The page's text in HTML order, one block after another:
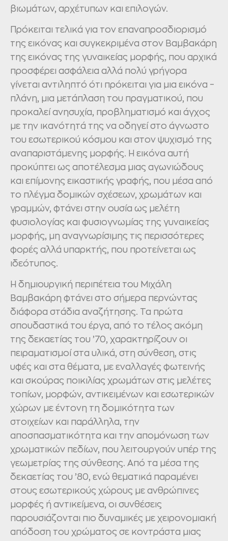
βιωμάτων, αρχέτυπων και επιλογών.
Πρόκειται τελικά για τον επαναπροσδιορισμό
της εικόνας και συγκεκριμένα στον Βαμβακάρη
της εικόνας της γυναικείας μορφής, που αρχικά
προσφέρει ασφάλεια αλλά πολύ γρήγορα
γίνεται αντιληπτό ότι πρόκειται για μια εικόνα –
πλάνη, μια μετάπλαση του πραγματικού, που
προκαλεί ανησυχία, προβληματισμό και άγχος
με την ικανότητά της να οδηγεί στο άγνωστο
του εσωτερικού κόσμου και στον ψυχισμό της
αναπαριστάμενης μορφής. Η εικόνα αυτή
προκύπτει ως αποτέλεσμα μιας αγωνιώδους
και επίμονης εικαστικής γραφής, που μέσα από
το πλέγμα δομικών σχέσεων, χρωμάτων και
γραμμών, φτάνει στην ουσία ως μελέτη
φυσιολογίας και φυσιογνωμίας της γυναικείας
μορφής, μη αναγνωρίσιμης τις περισσότερες
φορές αλλά υπαρκτής, που προτείνεται ως
ιδεότυπος.
Η δημιουργική περιπέτεια του Μιχάλη
Βαμβακάρη φτάνει στο σήμερα περνώντας
διάφορα στάδια αναζήτησης. Τα πρώτα
σπουδαστικά του έργα, από το τέλος ακόμη
της δεκαετίας του ’70, χαρακτηρίζουν οι
πειραματισμοί στα υλικά, στη σύνθεση, στις
υφές και στα θέματα, με εναλλαγές φωτεινής
και σκούρας ποικιλίας χρωμάτων στις μελέτες
τοπίων, μορφών, αντικειμένων και εσωτερικών
χώρων με έντονη τη δομικότητα των
στοιχείων και παράλληλα, την
αποσπασματικότητα και την απομόνωση των
χρωματικών πεδίων, που λειτουργούν υπέρ της
γεωμετρίας της σύνθεσης. Από τα μέσα της
δεκαετίας του ’80, ενώ θεματικά παραμένει
στους εσωτερικούς χώρους με ανθρώπινες
μορφές ή αντικείμενα, οι συνθέσεις
παρουσιάζονται πιο δυναμικές με χειρονομιακή
απόδοση του χρώματος σε κοντράστα μιας